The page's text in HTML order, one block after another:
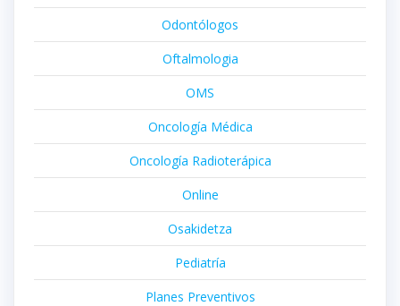
Odontólogos
Oftalmologia
OMS
Oncología Médica
Oncología Radioterápica
Online
Osakidetza
Pediatría
Planes Preventivos